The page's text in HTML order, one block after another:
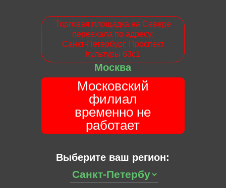
Торговая площадка на Севере
переехала по адресу:
Санкт-Петербург. Проспект
Культуры 63с1
Москва
Московский
филиал
временно не
работает
Выберите ваш регион: